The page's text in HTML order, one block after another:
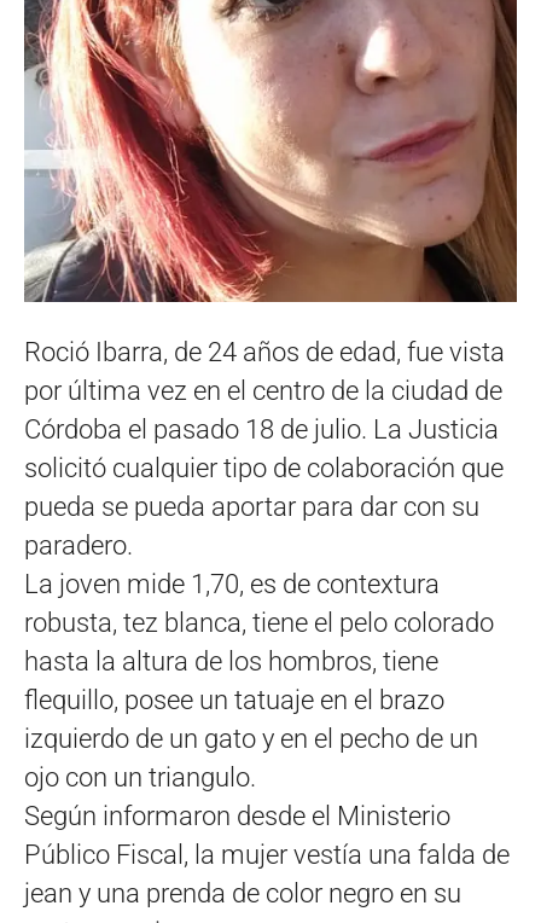
Roció Ibarra, de 24 años de edad, fue vista
por última vez en el centro de la ciudad de
Córdoba el pasado 18 de julio. La Justicia
solicitó cualquier tipo de colaboración que
pueda se pueda aportar para dar con su
paradero.
La joven mide 1,70, es de contextura
robusta, tez blanca, tiene el pelo colorado
hasta la altura de los hombros, tiene
flequillo, posee un tatuaje en el brazo
izquierdo de un gato y en el pecho de un
ojo con un triangulo.
Según informaron desde el Ministerio
Público Fiscal, la mujer vestía una falda de
jean y una prenda de color negro en su